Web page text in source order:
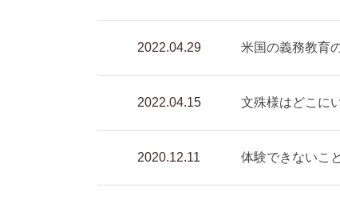
2022.04.29 米国の義務教育
2022.04.15 文殊様はどこに
2020.12.11 体験できないこ